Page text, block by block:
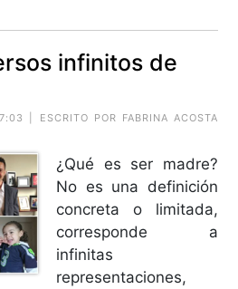
infinitos de
| ESCRITO POR FABRINA ACOSTA
¿Qué es ser madre?
No es una definición
concreta o limitada,
corresponde a
infinitas
representaciones,